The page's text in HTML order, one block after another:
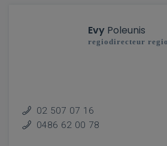
Evy Poleunis
regiodirecteur
02 507 07 16
0486 62 00 78